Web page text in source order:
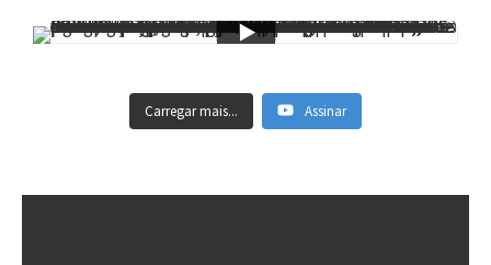
Carregar mais... Assinar